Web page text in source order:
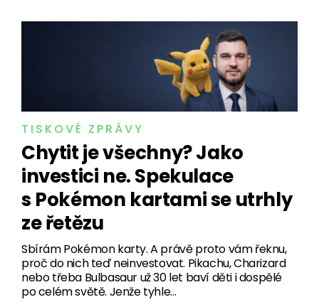
TISKOVÉ ZPRÁVY
Chytit je všechny? Jako
investici ne. Spekulace
s Pokémon kartami se utrhly
ze řetězu
Sbírám Pokémon karty. A právě proto vám řeknu,
proč do nich teď neinvestovat. Pikachu, Charizard
nebo třeba Bulbasaur už 30 let baví děti i dospělé
po celém světě. Jenže tyhle…